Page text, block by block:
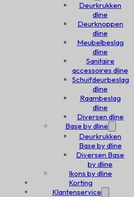
Deurkrukken
dline
Deurknoppen
dline
Meubelbeslag
dline
Sanitaire
accessoires dline
Schuifdeurbeslag
dline
Raambeslag
dline
Diversen dline
Base by dline
Deurkrukken
Base by dline
Diversen Base
by dline
Ikons by dline
Korting
Klantenservice